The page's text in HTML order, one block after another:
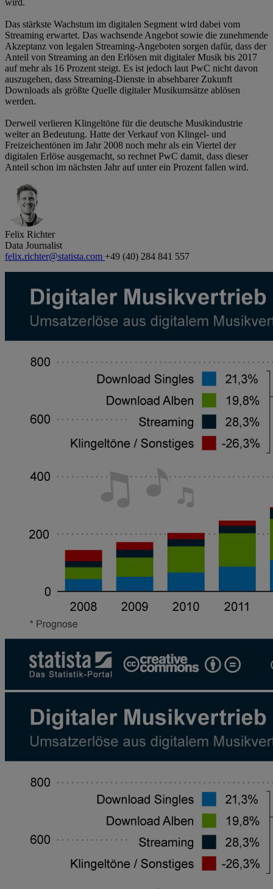
wird.
Das stärkste Wachstum im digitalen Segment wird dabei vom
Streaming erwartet. Das wachsende Angebot sowie die zunehmende
Akzeptanz von legalen Streaming-Angeboten sorgen dafür, dass der
Anteil von Streaming an den Erlösen mit digitaler Musik bis 2017
auf mehr als 16 Prozent steigt. Es ist jedoch laut PwC nicht davon
auszugehen, dass Streaming-Dienste in absehbarer Zukunft
Downloads als größte Quelle digitaler Musikumsätze ablösen
werden.
Derweil verlieren Klingeltöne für die deutsche Musikindustrie
weiter an Bedeutung. Hatte der Verkauf von Klingel- und
Freizeichentönen im Jahr 2008 noch mehr als ein Viertel der
digitalen Erlöse ausgemacht, so rechnet PwC damit, dass dieser
Anteil schon im nächsten Jahr auf unter ein Prozent fallen wird.
Felix Richter
Data Journalist
felix.richter@statista.com +49 (40) 284 841 557